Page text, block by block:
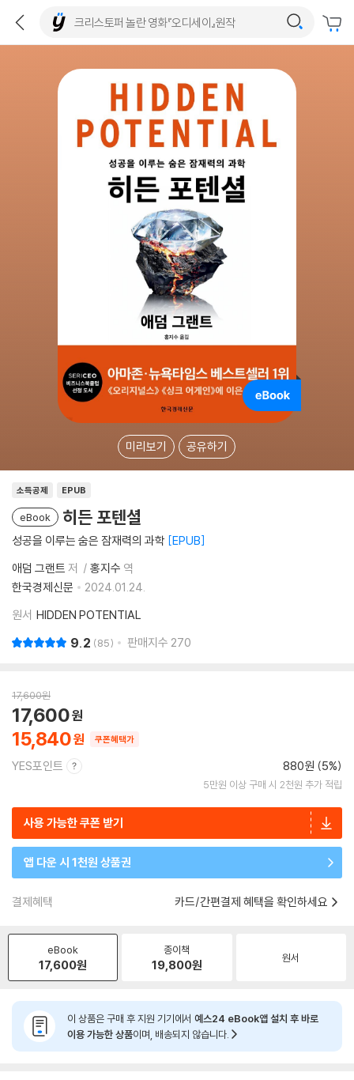
미리보기 공유하기
소득공제 EPUB
eBook 히든 포텐셜
성공을 이루는 숨은 잠재력의 과학 EPUB
애덤 그랜트 저 홍지수 역
한국경제신문
2024.01.24.
원서 HIDDEN POTENTIAL
9.2 85 판매지수 270
17,600원
15,840
17,600
쿠폰혜택가
YES포인트 880원 (5%)
5만원 이상 구매 시 2천원 추가 적립
사용 가능한 쿠폰 받기
앱 다운 시 1천원 상품권
결제혜택 카드/간편결제 혜택을 확인하세요
eBook
17,600원
종이책
19,800원 원서
이 상품은 구매 후 지원 기기에서 예스24 eBook앱 설치 후 바로
이용 가능한 상품이며, 배송되지 않습니다.